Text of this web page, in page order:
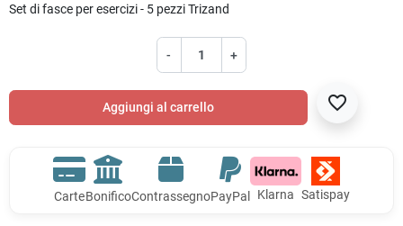
Set di fasce per esercizi - 5 pezzi Trizand
- +
Aggiungi al carrello favorite_border
CarteBonificoContrassegnoPayPal Klarna Satispay